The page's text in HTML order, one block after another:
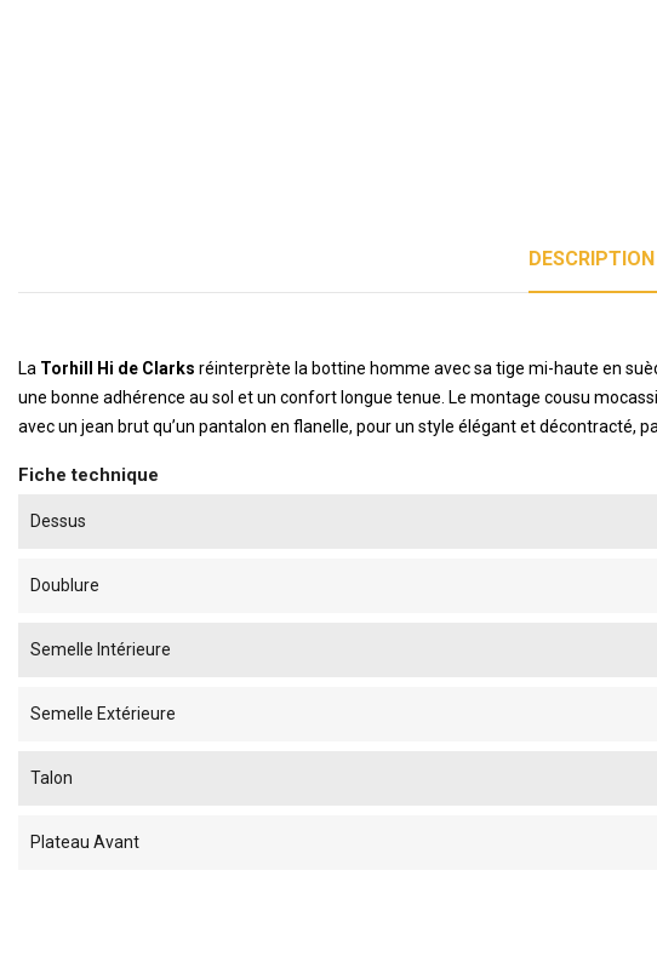
La Torhill Hi de Clarks réinterprète la bottine homme avec sa tige mi-haute en
une bonne adhérence au sol et un confort longue tenue. Le montage cousu
avec un jean brut qu’un pantalon en flanelle, pour un style élégant et décontracté,
Fiche technique
Dessus
Doublure
Semelle Intérieure
Semelle Extérieure
Talon
Plateau Avant